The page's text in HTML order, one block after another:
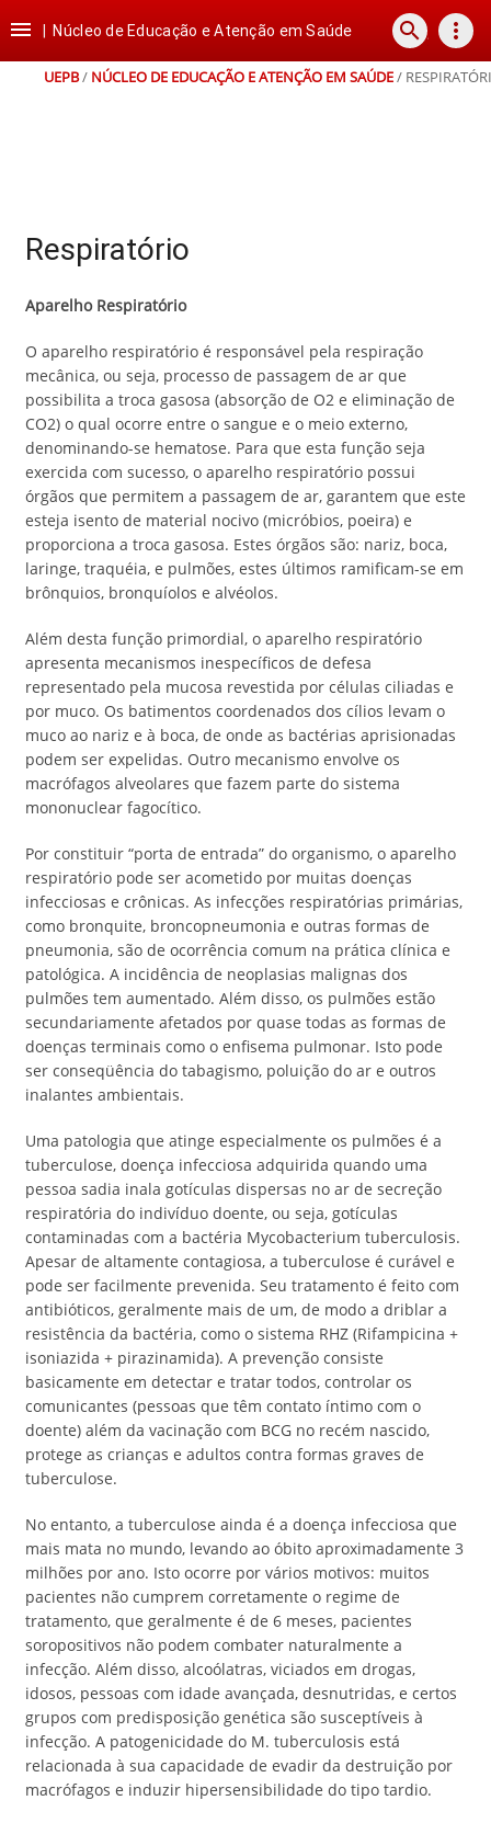
para
conteúdo
para
para
para
rodapé
 Núcleo de Educação e Atenção em Saúde search more_vert
UEPB/ NÚCLEO DE EDUCAÇÃO E ATENÇÃO EM SAÚDE/
Respiratório
Aparelho Respiratório
O aparelho respiratório é responsável pela respiração
mecânica, ou seja, processo de passagem de ar que
possibilita a troca gasosa (absorção de O2 e eliminação de
CO2) o qual ocorre entre o sangue e o meio externo,
denominando-se hematose. Para que esta função seja
exercida com sucesso, o aparelho respiratório possui
órgãos que permitem a passagem de ar, garantem que este
esteja isento de material nocivo (micróbios, poeira) e
proporciona a troca gasosa. Estes órgãos são: nariz, boca,
laringe, traquéia, e pulmões, estes últimos ramificam-se em
brônquios, bronquíolos e alvéolos.
Além desta função primordial, o aparelho respiratório
apresenta mecanismos inespecíficos de defesa
representado pela mucosa revestida por células ciliadas e
por muco. Os batimentos coordenados dos cílios levam o
muco ao nariz e à boca, de onde as bactérias aprisionadas
podem ser expelidas. Outro mecanismo envolve os
macrófagos alveolares que fazem parte do sistema
mononuclear fagocítico.
Por constituir “porta de entrada” do organismo, o aparelho
respiratório pode ser acometido por muitas doenças
infecciosas e crônicas. As infecções respiratórias primárias,
como bronquite, broncopneumonia e outras formas de
pneumonia, são de ocorrência comum na prática clínica e
patológica. A incidência de neoplasias malignas dos
pulmões tem aumentado. Além disso, os pulmões estão
secundariamente afetados por quase todas as formas de
doenças terminais como o enfisema pulmonar. Isto pode
ser conseqüência do tabagismo, poluição do ar e outros
inalantes ambientais.
Uma patologia que atinge especialmente os pulmões é a
tuberculose, doença infecciosa adquirida quando uma
pessoa sadia inala gotículas dispersas no ar de secreção
respiratória do indivíduo doente, ou seja, gotículas
contaminadas com a bactéria Mycobacterium tuberculosis.
Apesar de altamente contagiosa, a tuberculose é curável e
pode ser facilmente prevenida. Seu tratamento é feito com
antibióticos, geralmente mais de um, de modo a driblar a
resistência da bactéria, como o sistema RHZ (Rifampicina +
isoniazida + pirazinamida). A prevenção consiste
basicamente em detectar e tratar todos, controlar os
comunicantes (pessoas que têm contato íntimo com o
doente) além da vacinação com BCG no recém nascido,
protege as crianças e adultos contra formas graves de
tuberculose.
No entanto, a tuberculose ainda é a doença infecciosa que
mais mata no mundo, levando ao óbito aproximadamente 3
milhões por ano. Isto ocorre por vários motivos: muitos
pacientes não cumprem corretamente o regime de
tratamento, que geralmente é de 6 meses, pacientes
soropositivos não podem combater naturalmente a
infecção. Além disso, alcoólatras, viciados em drogas,
idosos, pessoas com idade avançada, desnutridas, e certos
grupos com predisposição genética são susceptíveis à
infecção. A patogenicidade do M. tuberculosis está
relacionada à sua capacidade de evadir da destruição por
macrófagos e induzir hipersensibilidade do tipo tardio.